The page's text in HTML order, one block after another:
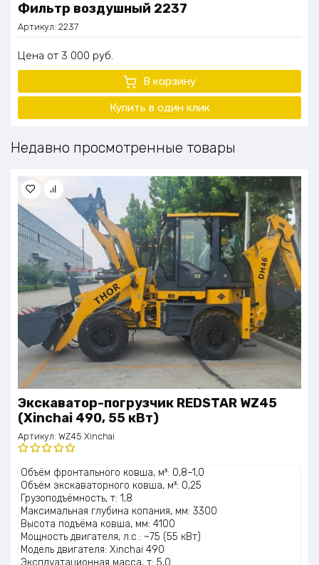
Фильтр воздушный 2237
Артикул: 2237
Цена 3 000 руб.
В корзину
Купить в один клик
Недавно просмотренные товары
Экскаватор-погрузчик REDSTAR WZ45
(Xinchai 490, 55 кВт)
Артикул: WZ45 Xinchai
Оценка
5.00из 5
Объём фронтального ковша, м³: 0,8–1,0
Объём экскаваторного ковша, м³: 0,25
Грузоподъёмность, т: 1,8
Максимальная глубина копания, мм: 3300
Высота подъёма ковша, мм: 4100
Мощность двигателя, л.с.: ~75 (55 кВт)
Модель двигателя: Xinchai 490
Эксплуатационная масса, т: 5,0